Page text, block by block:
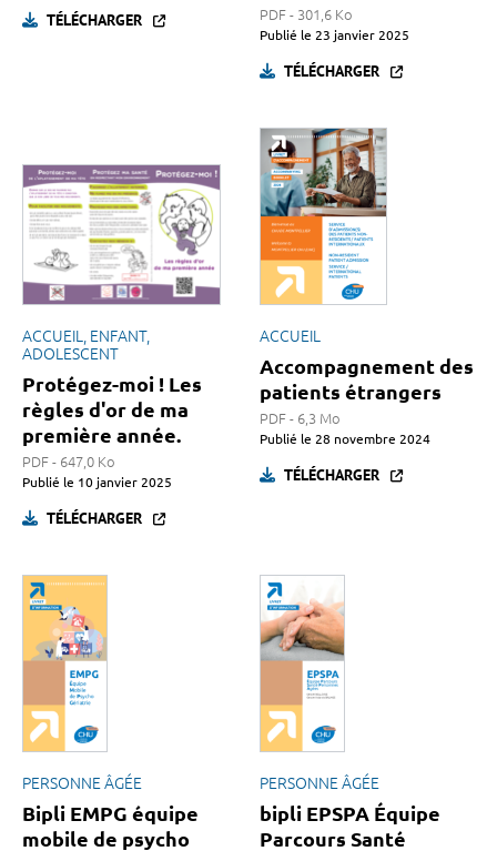
TÉLÉCHARGER PDF - 301,6 Ko
Publié le 23 janvier 2025
TÉLÉCHARGER
ACCUEIL, ENFANT,
ADOLESCENT
Protégez-moi ! Les
règles d'or de ma
première année.
PDF - 647,0 Ko
Publié le 10 janvier 2025
TÉLÉCHARGER
ACCUEIL
Accompagnement des
patients étrangers
PDF - 6,3 Mo
Publié le 28 novembre 2024
TÉLÉCHARGER
PERSONNE ÂGÉE
Bipli EMPG équipe
mobile de psycho
PERSONNE ÂGÉE
bipli EPSPA Équipe
Parcours Santé